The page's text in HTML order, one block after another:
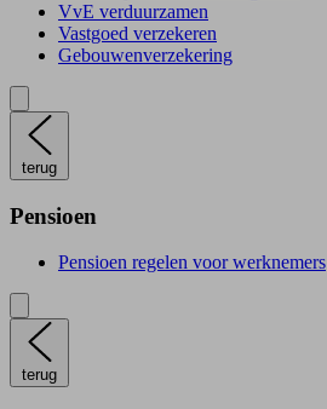
VvE verduurzamen
Vastgoed verzekeren
Gebouwenverzekering
terug
Pensioen
Pensioen regelen voor werknemers
terug